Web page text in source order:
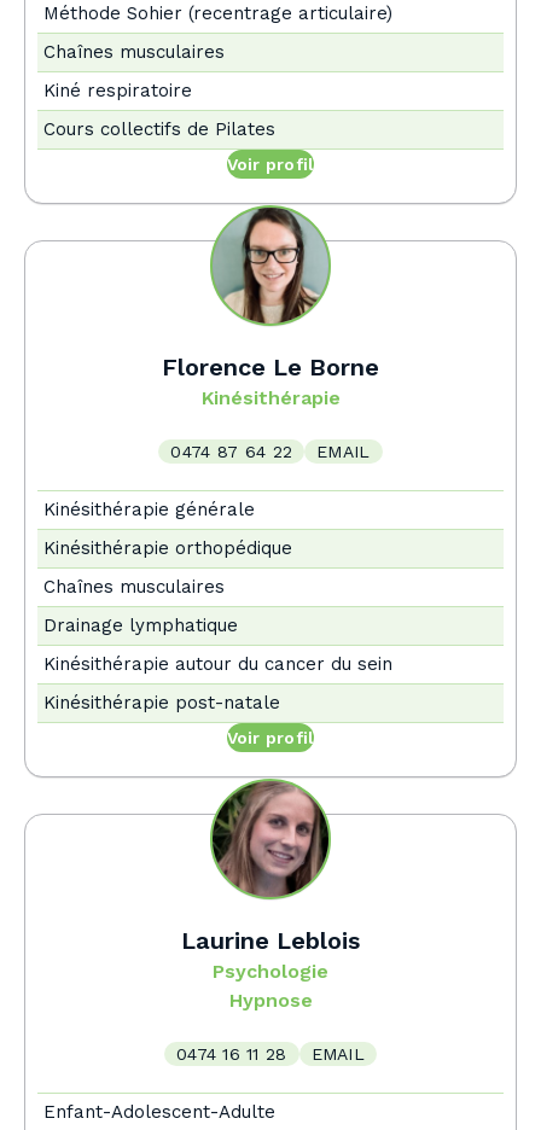
Méthode Sohier (recentrage articulaire)
Chaînes musculaires
Kiné respiratoire
Cours collectifs de Pilates
Voir profil
Florence Le Borne
Kinésithérapie
0474 87 64 22 EMAIL
Kinésithérapie générale
Kinésithérapie orthopédique
Chaînes musculaires
Drainage lymphatique
Kinésithérapie autour du cancer du sein
Kinésithérapie post-natale
Voir profil
Laurine Leblois
Psychologie
Hypnose
0474 16 11 28 EMAIL
Enfant-Adolescent-Adulte